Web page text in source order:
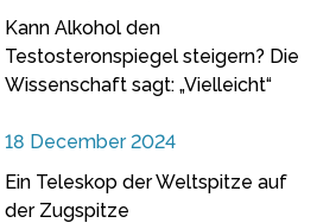
Kann Alkohol den
Testosteronspiegel steigern? Die
Wissenschaft sagt: „Vielleicht“
18 December 2024
Ein Teleskop der Weltspitze auf
der Zugspitze